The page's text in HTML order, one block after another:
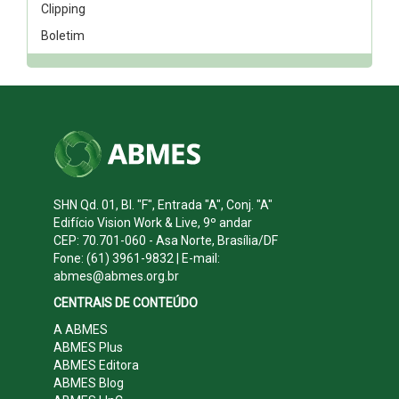
Clipping
Boletim
SHN Qd. 01, Bl. "F", Entrada "A", Conj. "A"
Edifício Vision Work & Live, 9º andar
CEP: 70.701-060 - Asa Norte, Brasília/DF
Fone: (61) 3961-9832 | E-mail:
abmes@abmes.org.br
CENTRAIS DE CONTEÚDO
A ABMES
ABMES Plus
ABMES Editora
ABMES Blog